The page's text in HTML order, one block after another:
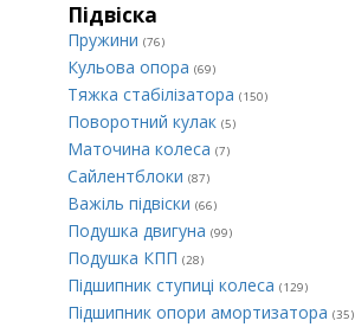
Підвіска
Пружини (76)
Кульова опора (69)
Тяжка стабілізатора (150)
Поворотний кулак (5)
Маточина колеса (7)
Сайлентблоки (87)
Важіль підвіски (66)
Подушка двигуна (99)
Подушка КПП (28)
Підшипник ступиці колеса (129)
Підшипник опори амортизатора (35)